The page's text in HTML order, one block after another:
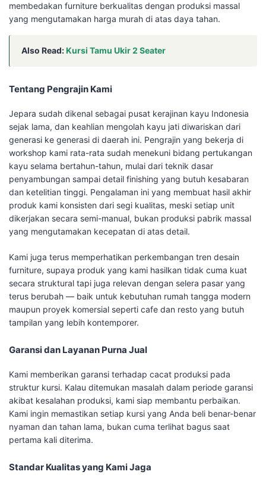
membedakan furniture berkualitas dengan produksi massal
yang mengutamakan harga murah di atas daya tahan.
Also Read:Kursi Tamu Ukir 2 Seater
Tentang Pengrajin Kami
Jepara sudah dikenal sebagai pusat kerajinan kayu Indonesia
sejak lama, dan keahlian mengolah kayu jati diwariskan dari
generasi ke generasi di daerah ini. Pengrajin yang bekerja di
workshop kami rata-rata sudah menekuni bidang pertukangan
kayu selama bertahun-tahun, mulai dari teknik dasar
penyambungan sampai detail finishing yang butuh kesabaran
dan ketelitian tinggi. Pengalaman ini yang membuat hasil akhir
produk kami konsisten dari segi kualitas, meski setiap unit
dikerjakan secara semi-manual, bukan produksi pabrik massal
yang mengutamakan kecepatan di atas detail.
Kami juga terus memperhatikan perkembangan tren desain
furniture, supaya produk yang kami hasilkan tidak cuma kuat
secara struktural tapi juga relevan dengan selera pasar yang
terus berubah — baik untuk kebutuhan rumah tangga modern
maupun proyek komersial seperti cafe dan resto yang butuh
tampilan yang lebih kontemporer.
Garansi dan Layanan Purna Jual
Kami memberikan garansi terhadap cacat produksi pada
struktur kursi. Kalau ditemukan masalah dalam periode garansi
akibat kesalahan produksi, kami siap membantu perbaikan.
Kami ingin memastikan setiap kursi yang Anda beli benar-benar
nyaman dan tahan lama, bukan cuma terlihat bagus saat
pertama kali diterima.
Standar Kualitas yang Kami Jaga